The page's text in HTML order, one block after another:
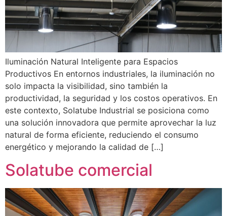
Iluminación Natural Inteligente para Espacios
Productivos En entornos industriales, la iluminación no
solo impacta la visibilidad, sino también la
productividad, la seguridad y los costos operativos. En
este contexto, Solatube Industrial se posiciona como
una solución innovadora que permite aprovechar la luz
natural de forma eficiente, reduciendo el consumo
energético y mejorando la calidad de […]
Solatube comercial